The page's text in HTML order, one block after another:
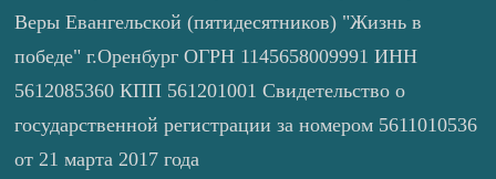
Веры Евангельской (пятидесятников) "Жизнь в
победе" г.Оренбург ОГРН 1145658009991 ИНН
5612085360 КПП 561201001 Свидетельство о
государственной регистрации за номером 5611010536
от 21 марта 2017 года